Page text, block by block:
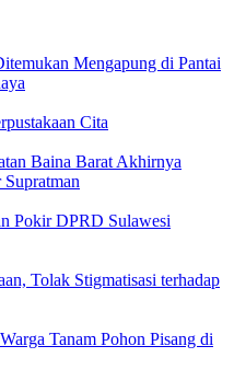
Mengapung di Pantai
Cita
Baina Barat Akhirnya
Pokir DPRD Sulawesi
Tolak Stigmatisasi terhadap
Tanam Pohon Pisang di